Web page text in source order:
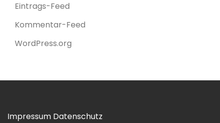
Eintrags-Feed
Kommentar-Feed
WordPress.org
Impressum Datenschutz